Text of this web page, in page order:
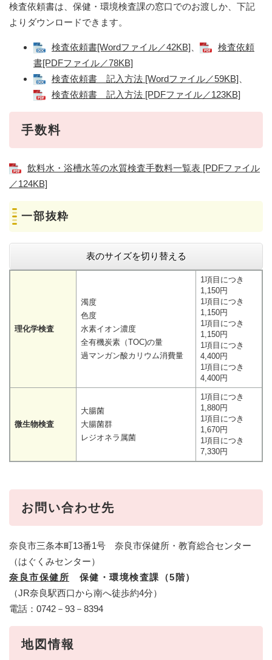
検査依頼書は、保健・環境検査課の窓口でのお渡しか、下記
よりダウンロードできます。
検査依頼書[Wordファイル／42KB]
検査依頼
書[PDFファイル／78KB]
検査依頼書 記入方法 [Wordファイル／59KB]
検査依頼書 記入方法 [PDFファイル／123KB]
手数料
飲料水・浴槽水等の水質検査手数料一覧表 [PDFファイル
／124KB]
一部抜粋
表のサイズを切り替える
理化学検査
濁度
色度
水素イオン濃度
全有機炭素（TOC)の量
過マンガン酸カリウム消費量
1項目につき
1,150円
1項目につき
1,150円
1項目につき
1,150円
1項目につき
4,400円
1項目につき
4,400円
微生物検査
大腸菌
大腸菌群
レジオネラ属菌
1項目につき
1,880円
1項目につき
1,670円
1項目につき
7,330円
お問い合わせ先
奈良市三条本町13番1号 奈良市保健所・教育総合センター
（はぐくみセンター）
奈良市保健所 保健・環境検査課（5階）
（JR奈良駅西口から南へ徒歩約4分）
電話：0742－93－8394
地図情報